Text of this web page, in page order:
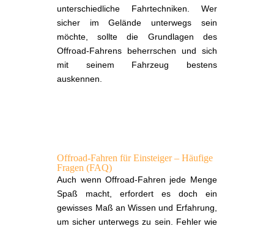
unterschiedliche Fahrtechniken. Wer
sicher im Gelände unterwegs sein
möchte, sollte die Grundlagen des
Offroad-Fahrens beherrschen und sich
mit seinem Fahrzeug bestens
auskennen.
Offroad-Fahren für Einsteiger – Häufige
Fragen (FAQ)
Auch wenn Offroad-Fahren jede Menge
Spaß macht, erfordert es doch ein
gewisses Maß an Wissen und Erfahrung,
um sicher unterwegs zu sein. Fehler wie